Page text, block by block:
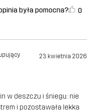
była pomocna? 0
23 kwietnia 2026
w deszczu i śniegu: nie
i pozostawała lekka